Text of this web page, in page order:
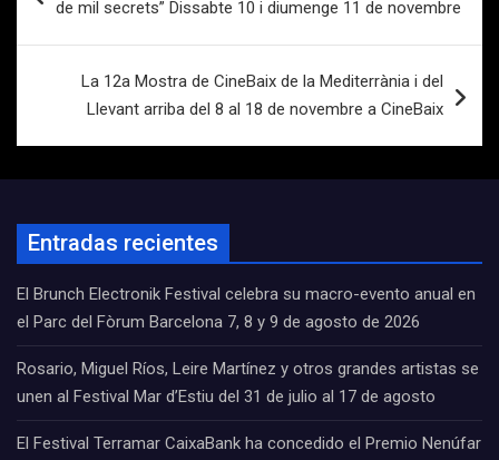
de mil secrets” Dissabte 10 i diumenge 11 de novembre
La 12a Mostra de CineBaix de la Mediterrània i del
Llevant arriba del 8 al 18 de novembre a CineBaix
Entradas recientes
El Brunch Electronik Festival celebra su macro-evento anual en
el Parc del Fòrum Barcelona 7, 8 y 9 de agosto de 2026
Rosario, Miguel Ríos, Leire Martínez y otros grandes artistas se
unen al Festival Mar d’Estiu del 31 de julio al 17 de agosto
El Festival Terramar CaixaBank ha concedido el Premio Nenúfar